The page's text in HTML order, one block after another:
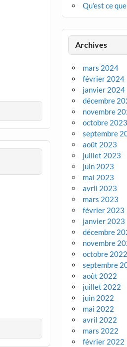
Qu’est ce
Archives
mars 2024
février 2024
janvier 2024
décembre
novembre
octobre 2023
septembre
août 2023
juillet 2023
juin 2023
mai 2023
avril 2023
mars 2023
février 2023
janvier 2023
décembre
novembre
octobre 2022
septembre
août 2022
juillet 2022
juin 2022
mai 2022
avril 2022
mars 2022
février 2022